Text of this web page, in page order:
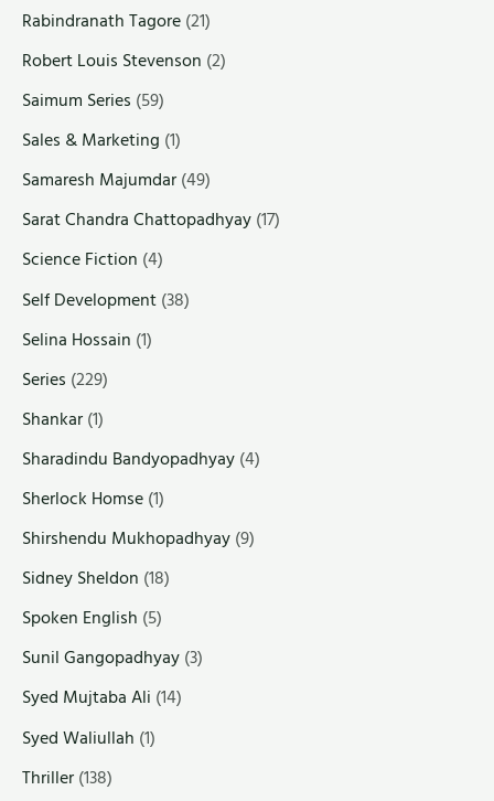
Rabindranath Tagore(21)
Robert Louis Stevenson (2)
Saimum Series (59)
Sales & Marketing (1)
Samaresh Majumdar(49)
Sarat Chandra Chattopadhyay(17)
Science Fiction (4)
Self Development(38)
Selina Hossain (1)
Series (229)
Shankar(1)
Sharadindu Bandyopadhyay(4)
Sherlock Homse(1)
Shirshendu Mukhopadhyay(9)
Sidney Sheldon (18)
Spoken English (5)
Sunil Gangopadhyay(3)
Syed Mujtaba Ali (14)
Syed Waliullah (1)
Thriller(138)